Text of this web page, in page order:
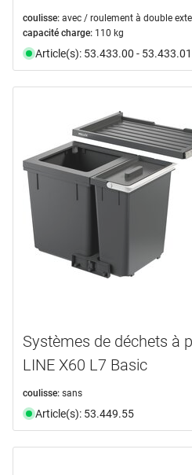
coulisse: avec / roulement à double
capacité charge: 110 kg
Article(s): 53.433.00 - 53.433.01
Systèmes de déchets à
LINE X60 L7 Basic
coulisse: sans
Article(s): 53.449.55